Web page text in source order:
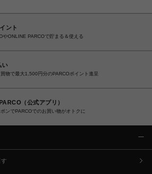
ント
やONLINE PARCOで貯まる＆使える
い
物で最大1,500円分のPARCOポイント進呈
（公式アプリ）
ンでPARCOでのお買い物がオトクに